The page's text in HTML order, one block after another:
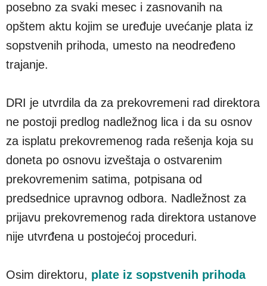
posebno za svaki mesec i zasnovanih na
opštem aktu kojim se uređuje uvećanje plata iz
sopstvenih prihoda, umesto na neodređeno
trajanje.
DRI je utvrdila da za prekovremeni rad direktora
ne postoji predlog nadležnog lica i da su osnov
za isplatu prekovremenog rada rešenja koja su
doneta po osnovu izveštaja o ostvarenim
prekovremenim satima, potpisana od
predsednice upravnog odbora. Nadležnost za
prijavu prekovremenog rada direktora ustanove
nije utvrđena u postojećoj proceduri.
Osim direktoru, plate iz sopstvenih prihoda